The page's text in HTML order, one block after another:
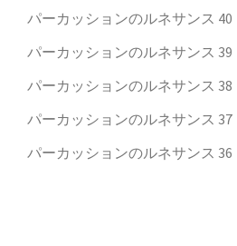
パーカッションのルネサンス 40
パーカッションのルネサンス 39
パーカッションのルネサンス 38
パーカッションのルネサンス 37
パーカッションのルネサンス 36